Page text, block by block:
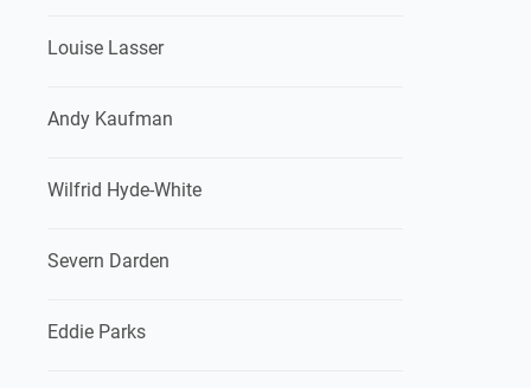
Louise Lasser
Andy Kaufman
Wilfrid Hyde-White
Severn Darden
Eddie Parks